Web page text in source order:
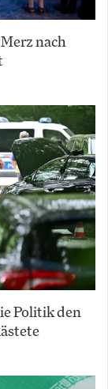
nach
Politik den